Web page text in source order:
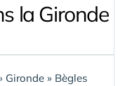
la Gironde
Gironde » Bègles